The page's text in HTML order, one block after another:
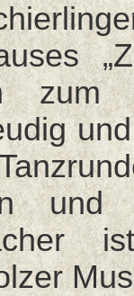
zum
und